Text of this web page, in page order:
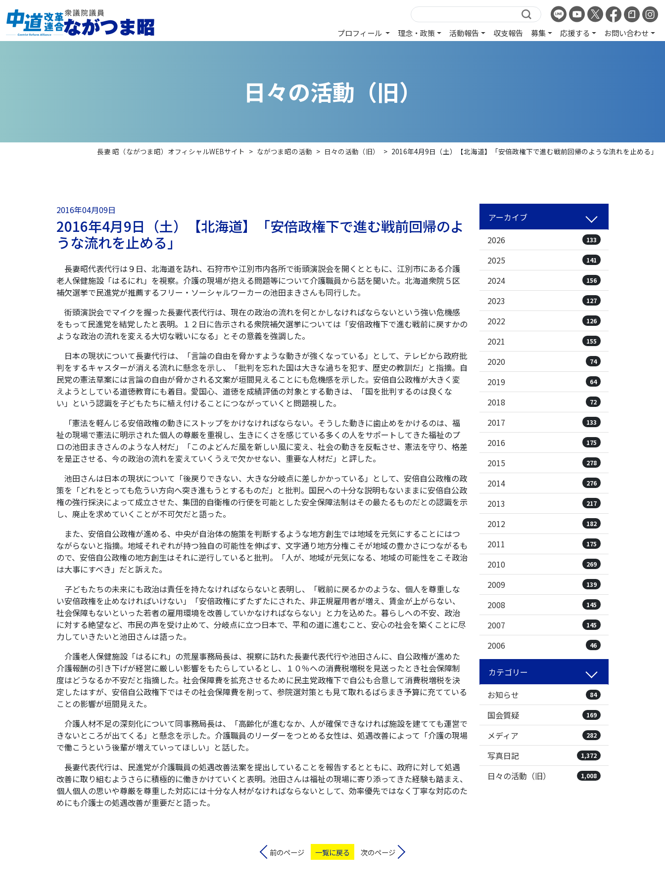
プロフィール 理念・政策 活動報告 収支報告 募集 応援する お問い合わせ
日々の活動 （旧）
長妻 昭（ながつま昭）オフィシャルWEBサイト > ながつま昭の活動 > 日々の活動（旧） > 2016年4月9日（土）【北海道】「安倍政権下で進む戦前回帰のような流れを止める」
2016年04月09日
2016年4月9日（土）【北海道】「安倍政権下で進む戦前回帰のよ
うな流れを止める」
長妻昭代表代行は９日、北海道を訪れ、石狩市や江別市内各所で街頭演説会を開くとともに、江別市にある介護
老人保健施設「はるにれ」を視察。介護の現場が抱える問題等について介護職員から話を聞いた。北海道衆院５区
補欠選挙で民進党が推薦するフリー・ソーシャルワーカーの池田まきさんも同行した。
街頭演説会でマイクを握った長妻代表代行は、現在の政治の流れを何とかしなければならないという強い危機感
をもって民進党を結党したと表明。１２日に告示される衆院補欠選挙については「安倍政権下で進む戦前に戻すかの
ような政治の流れを変える大切な戦いになる」とその意義を強調した。
日本の現状について長妻代行は、「言論の自由を脅かすような動きが強くなっている」として、テレビから政府批
判をするキャスターが消える流れに懸念を示し、「批判を忘れた国は大きな過ちを犯す、歴史の教訓だ」と指摘。自
民党の憲法草案には言論の自由が脅かされる文案が垣間見えることにも危機感を示した。安倍自公政権が大きく変
えようとしている道徳教育にも着目。愛国心、道徳を成績評価の対象とする動きは、「国を批判するのは良くな
い」という認識を子どもたちに植え付けることにつながっていくと問題視した。
「憲法を軽んじる安倍政権の動きにストップをかけなければならない。そうした動きに歯止めをかけるのは、福
祉の現場で憲法に明示された個人の尊厳を重視し、生きにくさを感じている多くの人をサポートしてきた福祉のプ
ロの池田まきさんのような人材だ」「このよどんだ風を新しい風に変え、社会の動きを反転させ、憲法を守り、格差
を是正させる、今の政治の流れを変えていくうえで欠かせない、重要な人材だ」と評した。
池田さんは日本の現状について「後戻りできない、大きな分岐点に差しかかっている」として、安倍自公政権の政
策を「どれをとっても危うい方向へ突き進もうとするものだ」と批判。国民への十分な説明もないままに安倍自公政
権の強行採決によって成立させた、集団的自衛権の行使を可能とした安全保障法制はその最たるものだとの認識を示
し、廃止を求めていくことが不可欠だと語った。
また、安倍自公政権が進める、中央が自治体の施策を判断するような地方創生では地域を元気にすることにはつ
ながらないと指摘。地域それぞれが持つ独自の可能性を伸ばす、文字通り地方分権こそが地域の豊かさにつながるも
ので、安倍自公政権の地方創生はそれに逆行していると批判。「人が、地域が元気になる、地域の可能性をこそ政治
は大事にすべき」だと訴えた。
子どもたちの未来にも政治は責任を持たなければならないと表明し、「戦前に戻るかのような、個人を尊重しな
い安倍政権を止めなければいけない」「安倍政権にずたずたにされた、非正規雇用者が増え、賃金が上がらない、
社会保障もないといった若者の雇用環境を改善していかなければならない」と力を込めた。暮らしへの不安、政治
に対する絶望など、市民の声を受け止めて、分岐点に立つ日本で、平和の道に進むこと、安心の社会を築くことに尽
力していきたいと池田さんは語った。
介護老人保健施設「はるにれ」の荒屋事務局長は、視察に訪れた長妻代表代行や池田さんに、自公政権が進めた
介護報酬の引き下げが経営に厳しい影響をもたらしているとし、１０％への消費税増税を見送ったとき社会保障制
度はどうなるか不安だと指摘した。社会保障費を拡充させるために民主党政権下で自公も合意して消費税増税を決
定したはすが、安倍自公政権下ではその社会保障費を削って、参院選対策とも見て取れるばらまき予算に充てている
ことの影響が垣間見えた。
介護人材不足の深刻化について同事務局長は、「高齢化が進むなか、人が確保できなければ施設を建てても運営で
きないところが出てくる」と懸念を示した。介護職員のリーダーをつとめる女性は、処遇改善によって「介護の現場
で働こうという後輩が増えていってほしい」と話した。
長妻代表代行は、民進党が介護職員の処遇改善法案を提出していることを報告するとともに、政府に対して処遇
改善に取り組むようさらに積極的に働きかけていくと表明。池田さんは福祉の現場に寄り添ってきた経験も踏まえ、
個人個人の思いや尊厳を尊重した対応には十分な人材がなければならないとして、効率優先ではなく丁寧な対応のた
めにも介護士の処遇改善が重要だと語った。
アーカイブ
2026
133
2025 141
2024 156
2023 127
2022 126
2021 155
2020 74
2019 64
2018 72
2017 133
2016 175
2015 278
2014 276
2013 217
2012 182
2011 175
2010 269
2009 139
2008 145
2007 145
2006 46
カテゴリー
お知らせ
84
国会質疑 169
メディア 282
写真日記 1,372
日々の活動（旧） 1,008
前のページ 一覧に戻る 次のページ